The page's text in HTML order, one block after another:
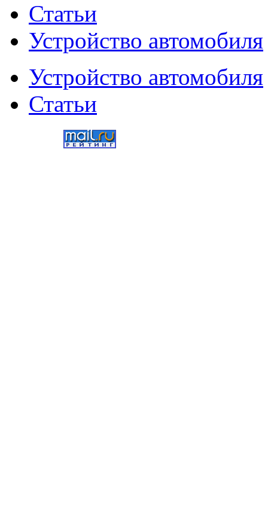
Статьи
Устройство автомобиля
Устройство автомобиля
Статьи